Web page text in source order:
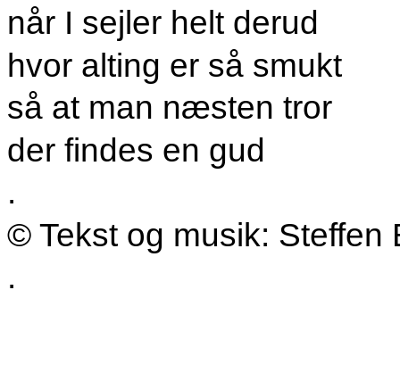
når I sejler helt derud
hvor alting er så smukt
så at man næsten tror
der findes en gud
.
© Tekst og musik: Steffen
.